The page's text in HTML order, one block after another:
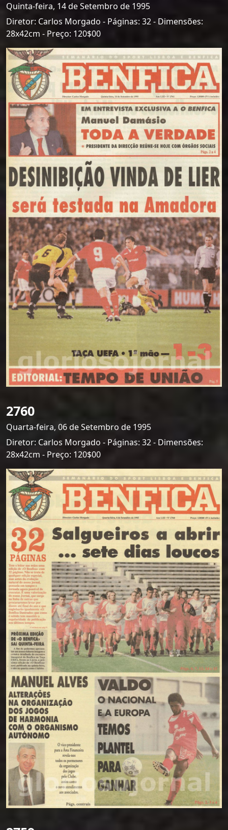
Quinta-feira, 14 de Setembro de 1995
Diretor: Carlos Morgado - Páginas: 32 - Dimensões:
28x42cm - Preço: 120$00
2760
Quarta-feira, 06 de Setembro de 1995
Diretor: Carlos Morgado - Páginas: 32 - Dimensões:
28x42cm - Preço: 120$00